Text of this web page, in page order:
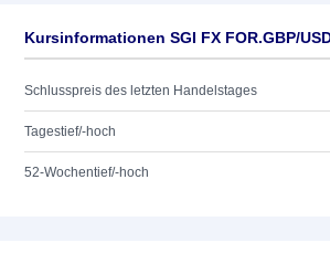
Kursinformationen SGI FX FOR.GBP/
Schlusspreis des letzten Handelstages
Tagestief/-hoch
52-Wochentief/-hoch